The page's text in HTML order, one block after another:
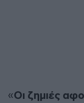
«Οι ζημιές